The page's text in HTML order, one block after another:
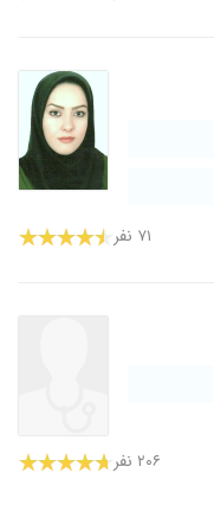
۷۱ نفر
۲۰۶ نفر